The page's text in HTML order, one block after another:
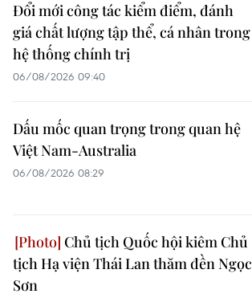
Đổi mới công tác kiểm điểm, đánh
giá chất lượng tập thể, cá nhân trong
hệ thống chính trị
06/08/2026 09:40
Dấu mốc quan trọng trong quan hệ
Việt Nam-Australia
06/08/2026 08:29
Chủ tịch Quốc hội kiêm Chủ
tịch Hạ viện Thái Lan thăm đền Ngọc
Sơn